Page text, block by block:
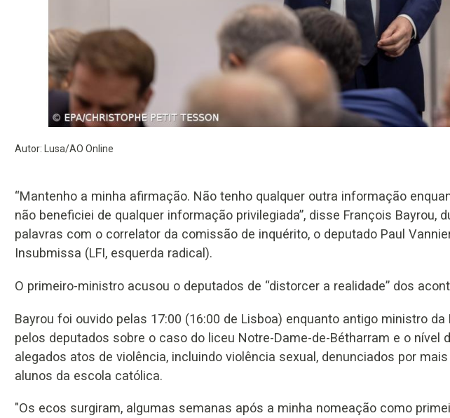
Autor: Lusa/AO Online
“Mantenho a minha afirmação. Não tenho qualquer outra informação
não beneficiei de qualquer informação privilegiada”, disse François Bayrou,
palavras com o correlator da comissão de inquérito, o deputado Paul
Insubmissa (LFI, esquerda radical).
O primeiro-ministro acusou o deputados de “distorcer a realidade” dos
Bayrou foi ouvido pelas 17:00 (16:00 de Lisboa) enquanto antigo ministro da
pelos deputados sobre o caso do liceu Notre-Dame-de-Bétharram e o nível
alegados atos de violência, incluindo violência sexual, denunciados por
alunos da escola católica.
"Os ecos surgiram, algumas semanas após a minha nomeação como